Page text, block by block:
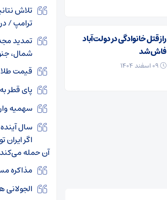
راز قتل خانوادگی در دولت‌آباد
فاش شد
تلاش
ترامپ /
تمدید
شمال،
قیمت طلا
پای قطر
سهمیه
سال
اگر
آن حمله می‌کند
مذاکره